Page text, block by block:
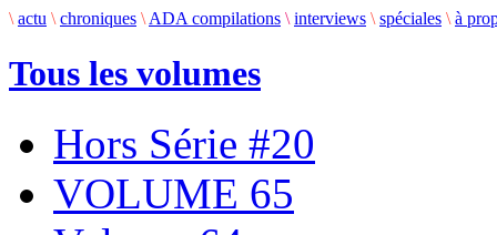
\ actu \ chroniques \ ADA compilations \ interviews \ spéciales \ à
Tous les volumes
Hors Série #20
VOLUME 65